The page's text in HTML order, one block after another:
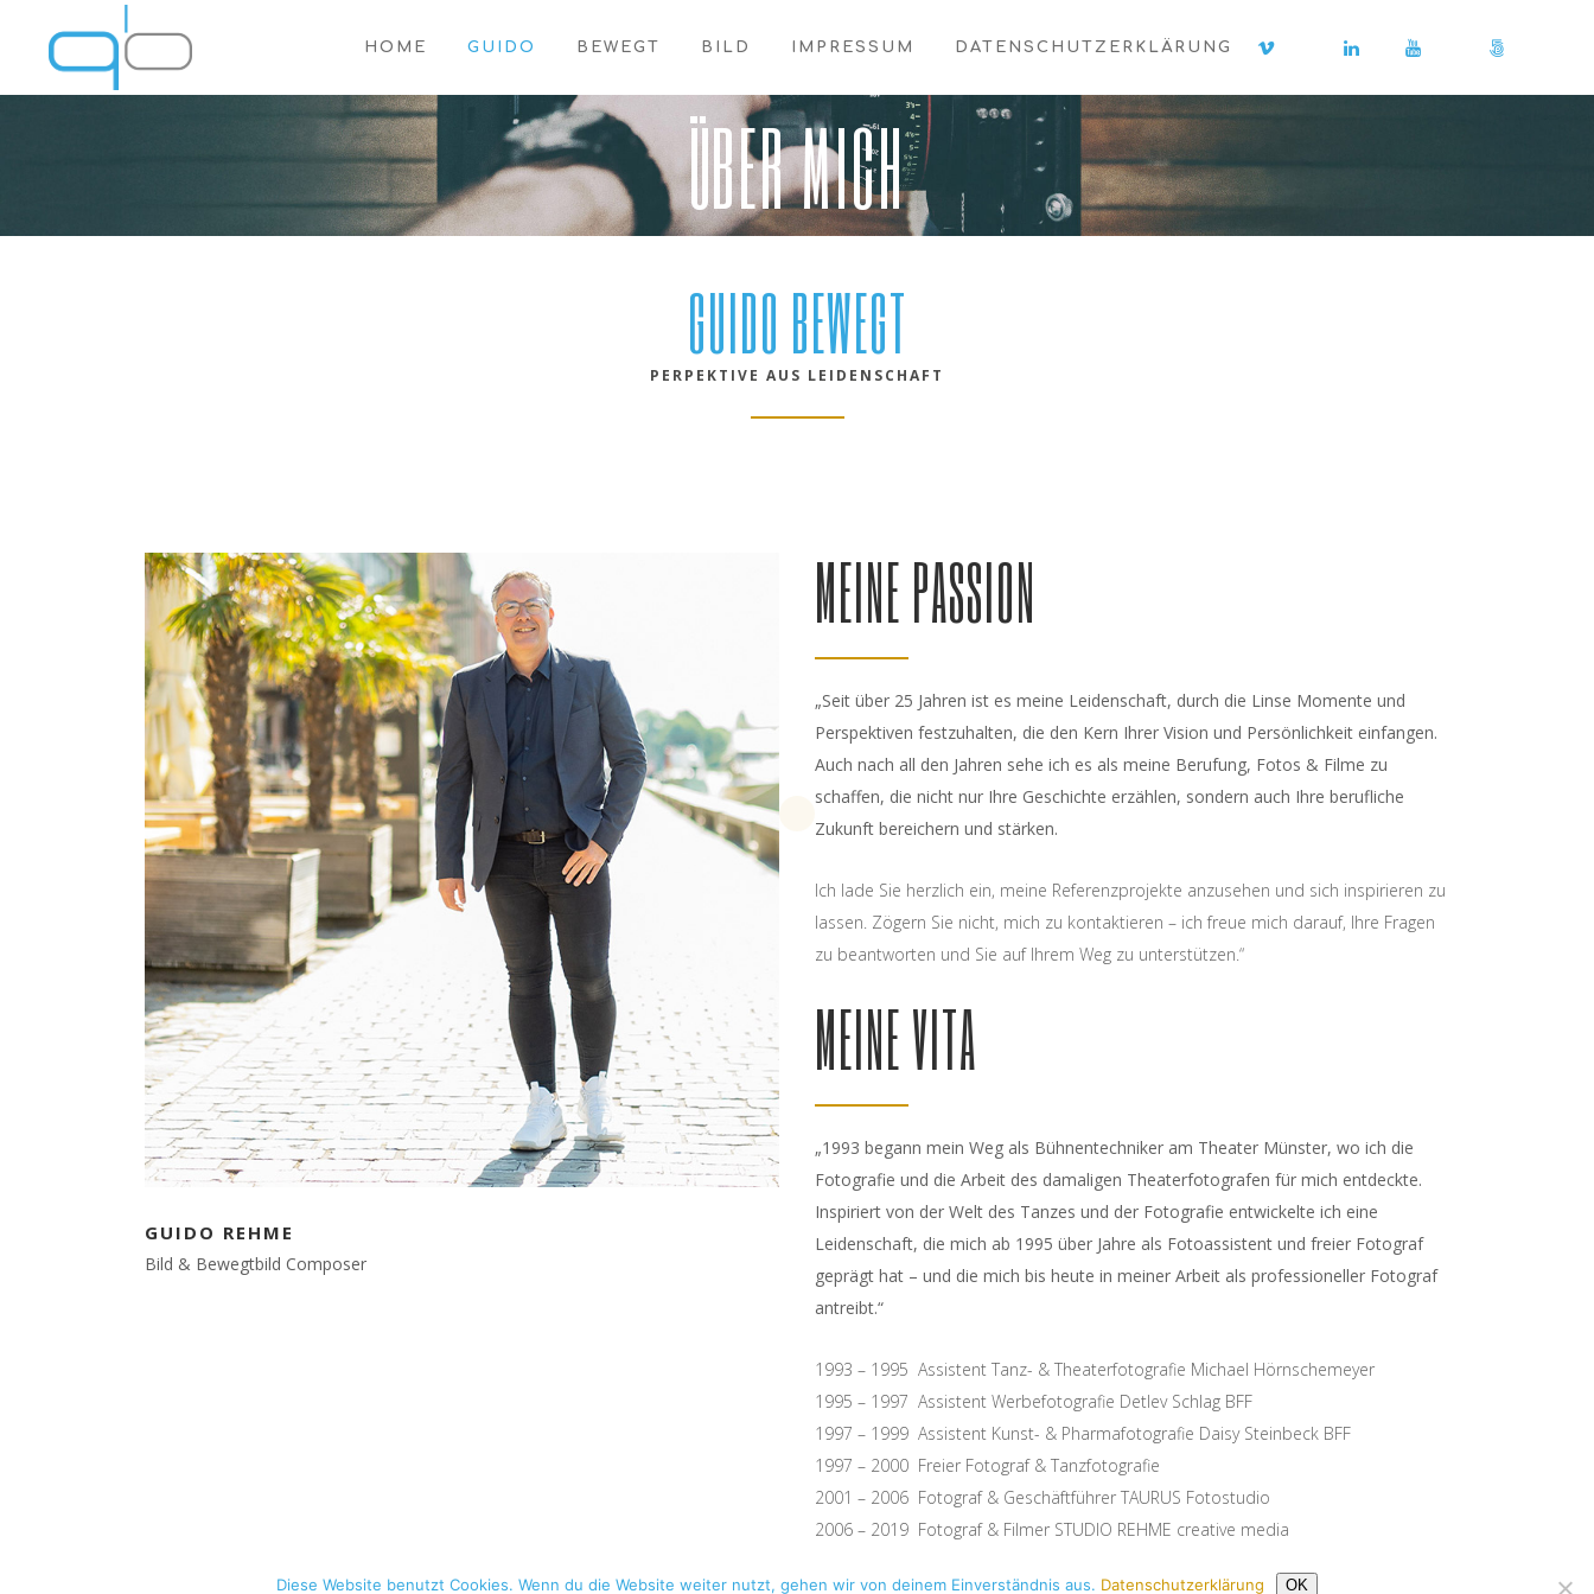
HOME GUIDO BEWEGT BILD IMPRESSUM DATENSCHUTZERKLÄRUNG
ÜBER MICH
GUIDO BEWEGT
PERPEKTIVE AUS LEIDENSCHAFT
GUIDO REHME
Bild & Bewegtbild Composer
MEINE PASSION
„Seit über 25 Jahren ist es meine Leidenschaft, durch die Linse Momente und
Perspektiven festzuhalten, die den Kern Ihrer Vision und Persönlichkeit einfangen.
Auch nach all den Jahren sehe ich es als meine Berufung, Fotos & Filme zu
schaffen, die nicht nur Ihre Geschichte erzählen, sondern auch Ihre berufliche
Zukunft bereichern und stärken.
Ich lade Sie herzlich ein, meine Referenzprojekte anzusehen und sich inspirieren zu
lassen. Zögern Sie nicht, mich zu kontaktieren – ich freue mich darauf, Ihre Fragen
zu beantworten und Sie auf Ihrem Weg zu unterstützen.“
MEINE VITA
„1993 begann mein Weg als Bühnentechniker am Theater Münster, wo ich die
Fotografie und die Arbeit des damaligen Theaterfotografen für mich entdeckte.
Inspiriert von der Welt des Tanzes und der Fotografie entwickelte ich eine
Leidenschaft, die mich ab 1995 über Jahre als Fotoassistent und freier Fotograf
geprägt hat – und die mich bis heute in meiner Arbeit als professioneller Fotograf
antreibt.“
1993 – 1995 Assistent Tanz- & Theaterfotografie Michael Hörnschemeyer
1995 – 1997 Assistent Werbefotografie Detlev Schlag BFF
1997 – 1999 Assistent Kunst- & Pharmafotografie Daisy Steinbeck BFF
1997 – 2000 Freier Fotograf & Tanzfotografie
2001 – 2006 Fotograf & Geschäftführer TAURUS Fotostudio
2006 – 2019 Fotograf & Filmer STUDIO REHME creative media
CONTACT US
Guido Rehme
48282 Emsdetten
Diese Website benutzt Cookies. Wenn du die Website weiter nutzt, gehen wir von deinem Einverständnis aus. Datenschutzerklärung OK